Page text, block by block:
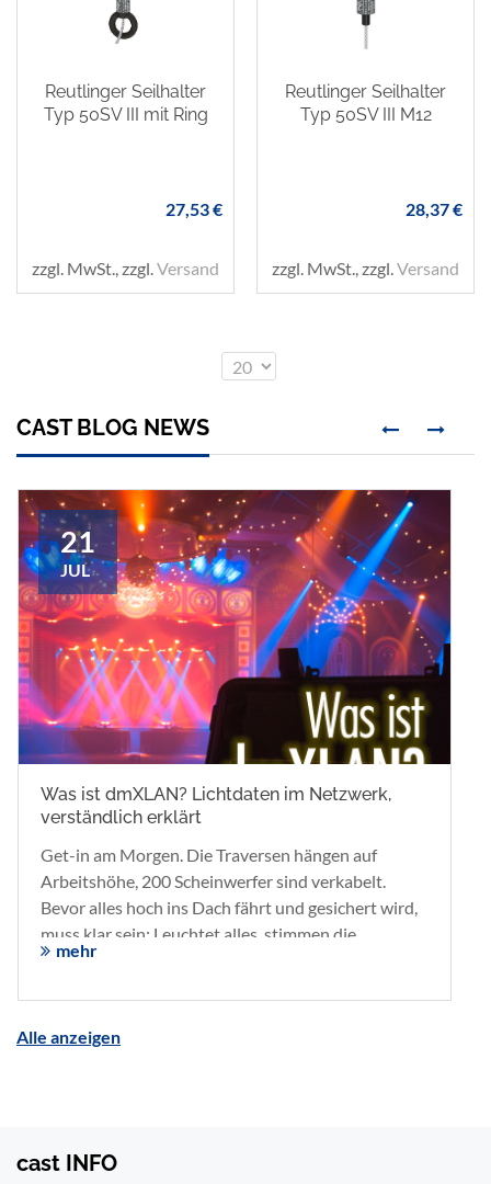
Reutlinger Seilhalter
Typ 50SV III mit Ring
27,53 €
zzgl. MwSt., zzgl.Versand
Reutlinger Seilhalter
Typ 50SV III M12
28,37 €
zzgl. MwSt., zzgl.Versand
CAST BLOG NEWS
21
JUL
Was ist dmXLAN? Lichtdaten im Netzwerk,
verständlich erklärt
Get-in am Morgen. Die Traversen hängen auf
Arbeitshöhe, 200 Scheinwerfer sind verkabelt.
Bevor alles hoch ins Dach fährt und gesichert wird,
muss klar sein: Leuchtet alles, stimmen die
Adressen, bewegen sich die Köpfe? Was erst oben
gar nicht gepatcht, oder der Operator kommt erst
Scheinwerfer direkt aus dem Netzwerk. Der
mehr
Alle anzeigen
cast INFO